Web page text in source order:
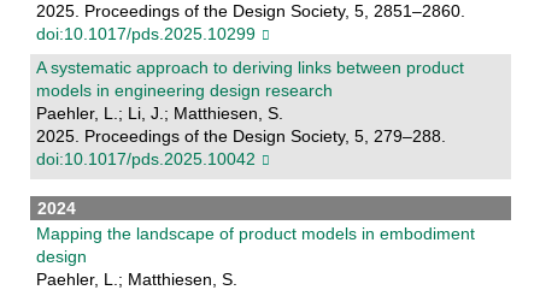
2025. Proceedings of the Design Society, 5, 2851–2860.
doi:10.1017/pds.2025.10299
A systematic approach to deriving links between product
models in engineering design research
Paehler, L.; Li, J.; Matthiesen, S.
2025. Proceedings of the Design Society, 5, 279–288.
doi:10.1017/pds.2025.10042
2024
Mapping the landscape of product models in embodiment
design
Paehler, L.; Matthiesen, S.